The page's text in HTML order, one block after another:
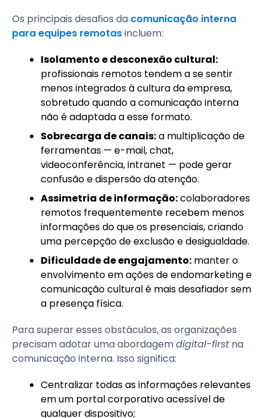
Os principais desafios da comunicação interna
para equipes remotasincluem:
Isolamento e desconexão cultural:
profissionais remotos tendem a se sentir
menos integrados à cultura da empresa,
sobretudo quando a comunicação interna
não é adaptada a esse formato.
Sobrecarga de canais:a multiplicação de
ferramentas — e-mail, chat,
videoconferência, intranet — pode gerar
confusão e dispersão da atenção.
Assimetria de informação:colaboradores
remotos frequentemente recebem menos
informações do que os presenciais, criando
uma percepção de exclusão e desigualdade.
Dificuldade de engajamento: manter o
envolvimento em ações de endomarketing e
comunicação cultural é mais desafiador sem
a presença física.
Para superar esses obstáculos, as organizações
precisam adotar uma abordagemdigital-first na
comunicação interna. Isso significa:
Centralizar todas as informações relevantes
em um portal corporativo acessível de
qualquer dispositivo;